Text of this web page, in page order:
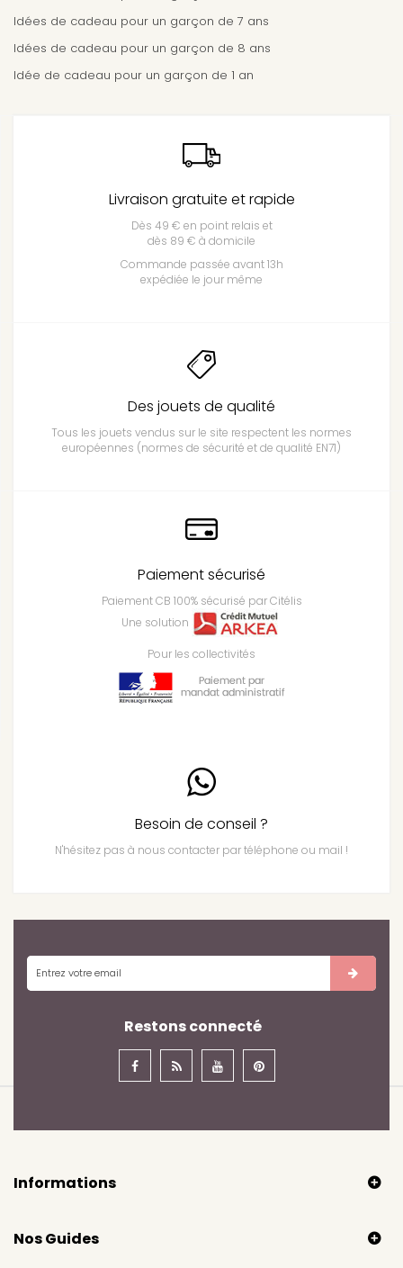
Idées de cadeau pour un garçon de 7 ans
Idées de cadeau pour un garçon de 8 ans
Idée de cadeau pour un garçon de 1 an
Livraison gratuite et rapide
Dès 49 € en point relais et
dès 89 € à domicile
Commande passée avant 13h
expédiée le jour même
Des jouets de qualité
Tous les jouets vendus sur le site respectent les normes
européennes (normes de sécurité et de qualité EN71)
Paiement sécurisé
Paiement CB 100% sécurisé par Citélis
Une solution
Pour les collectivités
Besoin de conseil ?
N'hésitez pas à nous contacter par téléphone ou mail !
Restons connecté
Informations
Nos Guides